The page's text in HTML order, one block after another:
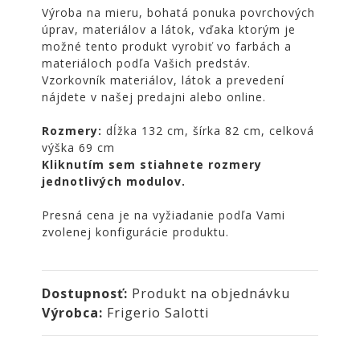
NÁBYTOK
VÔNE
SVIEČKY
CÔTE
NOIRE
Obklady
dlažby
ATLAS
KATALÓGY
KONTAKT
Výroba na mieru, bohatá ponuka povrchových
úprav, materiálov a látok, vďaka ktorým je
možné tento produkt vyrobiť vo farbách a
materiáloch podľa Vašich predstáv.
Vzorkovník materiálov, látok a prevedení
nájdete v našej predajni alebo online.
Rozmery: dĺžka 132 cm, šírka 82 cm, celková
výška 69 cm
Kliknutím sem stiahnete rozmery
jednotlivých modulov.
Presná cena je na vyžiadanie podľa Vami
zvolenej konfigurácie produktu.
Dostupnosť: Produkt na objednávku
Výrobca: Frigerio Salotti